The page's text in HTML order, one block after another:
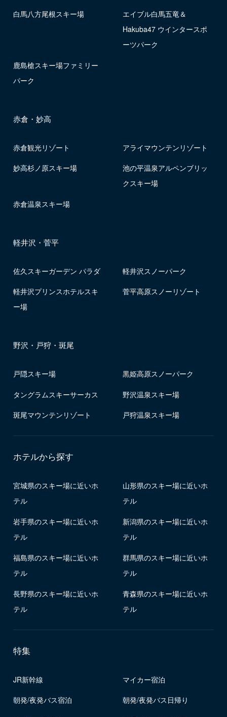
白馬八方尾根スキー場
エイブル白馬五竜＆
Hakuba47 ウインタースポ
ーツパーク
鹿島槍スキー場ファミリー
パーク
赤倉・妙高
赤倉観光リゾート アライマウンテンリゾート
妙高杉ノ原スキー場
池の平温泉アルペンブリッ
クスキー場
赤倉温泉スキー場
軽井沢・菅平
佐久スキーガーデン パラダ 軽井沢スノーパーク
軽井沢プリンスホテルスキ
ー場
菅平高原スノーリゾート
野沢・戸狩・斑尾
戸隠スキー場 黒姫高原スノーパーク
タングラムスキーサーカス 野沢温泉スキー場
斑尾マウンテンリゾート 戸狩温泉スキー場
ホテルから探す
宮城県のスキー場に近いホ
テル
山形県のスキー場に近いホ
テル
岩手県のスキー場に近いホ
テル
新潟県のスキー場に近いホ
テル
福島県のスキー場に近いホ
テル
群馬県のスキー場に近いホ
テル
長野県のスキー場に近いホ
テル
青森県のスキー場に近いホ
テル
特集
JR新幹線 マイカー宿泊
朝発/夜発バス宿泊 朝発/夜発バス日帰り